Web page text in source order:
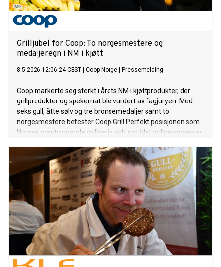
Grilljubel for Coop: To norgesmestere og
medaljeregn i NM i kjøtt
8.5.2026 12:06:24 CEST Coop Norge Pressemelding
Coop markerte seg sterkt i årets NM i kjøttprodukter, der
grillprodukter og spekemat ble vurdert av fagjuryen. Med
seks gull, åtte sølv og tre bronsemedaljer samt to
norgesmestere befester Coop Grill Perfekt posisjonen som
Norges mestvinnende grillserie akkurat idet grillsesongen er